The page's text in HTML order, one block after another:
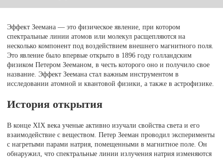
Эффект Зеемана — это физическое явление, при котором
спектральные линии атомов или молекул расщепляются на
несколько компонент под воздействием внешнего магнитного поля.
Это явление было впервые открыто в 1896 году голландским
физиком Петером Зееманом, в честь которого оно и получило свое
название. Эффект Зеемана стал важным инструментом в
исследовании атомной и квантовой физики, а также в астрофизике.
История открытия
В конце XIX века ученые активно изучали свойства света и его
взаимодействие с веществом. Петер Зееман проводил эксперименты
с нагретыми парами натрия, помещенными в магнитное поле. Он
обнаружил, что спектральные линии излучения натрия изменяются